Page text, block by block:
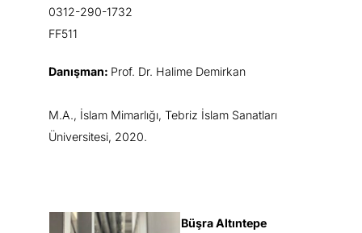
0312-290-1732
FF511
Danışman: Prof. Dr. Halime Demirkan
M.A., İslam Mimarlığı, Tebriz İslam Sanatları
Üniversitesi, 2020.
Büşra Altıntepe